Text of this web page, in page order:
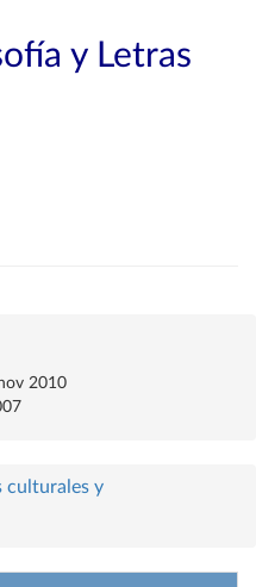
y Letras
2010
culturales y